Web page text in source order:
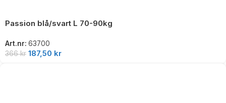
Passion blå/svart L 70-90kg
Art.nr: 63700
366kr 187,50 kr